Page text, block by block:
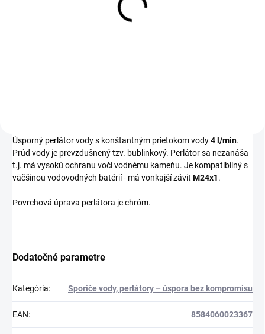
TERLA s vnútorným závitom
Úsporný perlátorvody s konštantným prietokom vody4 l/min.
Prúd vody je prevzdušnený tzv. bublinkový. Perlátor sa nezanáša
t.j. má vysokú ochranu voči vodnému kameňu. Je kompatibilný s
väčšinou vodovodných batérií - má vonkajší závit M24x1.
Povrchová úprava perlátora je chróm.
Dodatočné parametre
Kategória: Sporiče vody, perlátory – úspora bez kompromisu
EAN: 8584060023367